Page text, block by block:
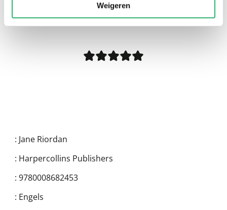
Weigeren
: Jane Riordan
: Harpercollins Publishers
: 9780008682453
: Engels